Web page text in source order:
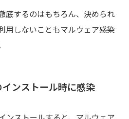
底するのはもちろん、決められ
用しないこともマルウェア感染
ンストール時に感染